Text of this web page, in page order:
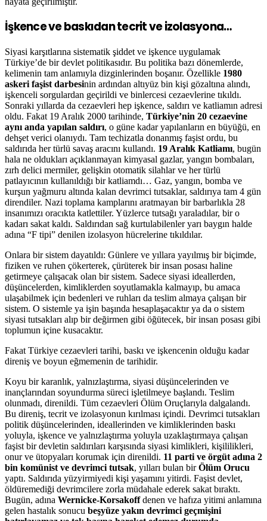
İşkence ve baskıdan tecrit ve izolasyona…
Siyasi karşıtlarına sistematik şiddet ve işkence uygulamak
Türkiye’de bir devlet politikasıdır. Bu politika bazı dönemlerde,
kelimenin tam anlamıyla dizginlerinden boşanır. Özellikle 1980
askeri faşist darbesinin ardından altıyüz bin kişi gözaltına alındı,
işkenceli sorgulardan geçirildi ve binlercesi cezaevlerine tıkıldı.
Sonraki yıllarda da cezaevleri hep işkence, saldırı ve katliamın adresi
oldu. Fakat 19 Aralık 2000 tarihinde, Türkiye’nin 20 cezaevine
aynı anda yapılan saldırı, o güne kadar yapılanların en büyüğü, en
dehşet verici olanıydı. Tam techizatla donanmış faşist ordu, bu
saldırıda her türlü savaş aracını kullandı. 19 Aralık Katliamı, bugün
hala ne oldukları açıklanmayan kimyasal gazlar, yangın bombaları,
zırh delici mermiler, gelişkin otomatik silahlar ve her türlü
patlayıcının kullanıldığı bir katliamdı… Gaz, yangın, bomba ve
kurşun yağmuru altında kalan devrimci tutsaklar, saldırıya tam 4 gün
direndiler. Nazi toplama kamplarını aratmayan bir barbarlıkla 28
insanımızı oracıkta katlettiler. Yüzlerce tutsağı yaraladılar, bir o
kadarı sakat kaldı. Saldırıdan sağ kurtulabilenler yarı baygın halde
adına “F tipi” denilen izolasyon hücrelerine tıkıldılar.
Onlara bir sistem dayatıldı: Günlere ve yıllara yayılmış bir biçimde,
fiziken ve ruhen çökerterek, çürüterek bir insan posası haline
getirmeye çalışacak olan bir sistem. Sadece siyasi ideallerden,
düşüncelerden, kimliklerden soyutlamakla kalmayıp, bu amaca
ulaşabilmek için bedenleri ve ruhları da teslim almaya çalışan bir
sistem. O sistemle ya işin başında hesaplaşacaktır ya da o sistem
siyasi tutsakları alıp bir değirmen gibi öğütecek, bir insan posası gibi
toplumun içine kusacaktır.
Fakat Türkiye cezaevleri tarihi, baskı ve işkencenin olduğu kadar
direniş ve boyun eğmemenin de tarihidir.
Koyu bir karanlık, yalnızlaştırma, siyasi düşüncelerinden ve
inançlarından soyundurma süreci işletilmeye başlandı. Teslim
olunmadı, direnildi. Tüm cezaevleri Ölüm Oruçlarıyla dalgalandı.
Bu direniş, tecrit ve izolasyonun kırılması içindi. Devrimci tutsakları
politik düşüncelerinden, ideallerinden ve kimliklerinden baskı
yoluyla, işkence ve yalnızlaştırma yoluyla uzaklaştırmaya çalışan
faşist bir devletin saldırıları karşısında siyasi kimlikleri, kişililikleri,
onur ve ütopyaları korumak için direnildi. 11 parti ve örgüt adına 2
bin komünist ve devrimci tutsak, yılları bulan birÖlüm Orucu
yaptı. Saldırıda yüzyirmiyedi kişi yaşamını yitirdi. Faşist devlet,
öldüremediği devrimcilere zorla müdahale ederek sakat bıraktı.
Bugün, adına Wernicke-Korsakoffdenen ve hafıza yitimi anlamına
gelen hastalık sonucu beşyüze yakın devrimci geçmişini